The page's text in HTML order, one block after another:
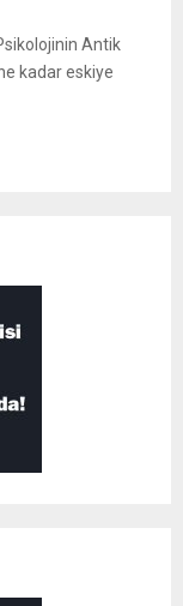
Antik
kadar eskiye